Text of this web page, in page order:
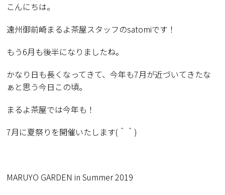
こんにちは。
遠州御前崎まるよ茶屋スタッフのsatomiです！
もう6月も後半になりましたね。
かなり日も長くなってきて、今年も7月が近づいてきたな
ぁと思う今日この頃。
まるよ茶屋では今年も！
7月に夏祭りを開催いたします( ＾＾)
MARUYO GARDEN in Summer 2019